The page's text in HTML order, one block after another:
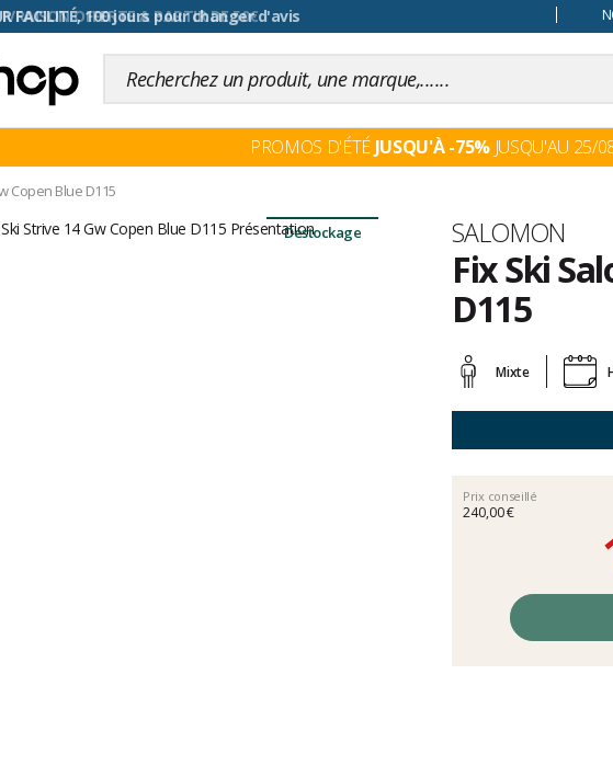
FACILITÉ, 100 jours pour changer d'avis
PROMOS D'ÉTÉ JUSQU'À -75%JUSQU'AU 25/
Copen Blue D115
Déstockage Marque
SALOMON
Fix Ski
D115
avis
clientsMixte
Prix conseillé
240,00 €